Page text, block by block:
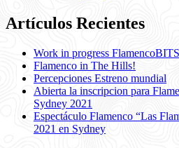
Artículos Recientes
Work in progress FlamencoBITS
Flamenco in The Hills!
Percepciones Estreno mundial
Abierta la inscripcion para
Sydney 2021
Espectáculo Flamenco “Las
2021 en Sydney